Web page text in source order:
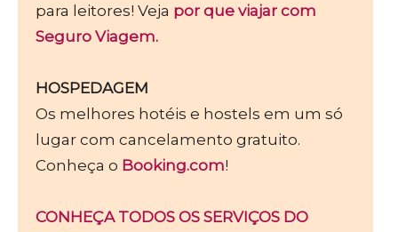
para leitores! Veja por que viajar com
Seguro Viagem.
HOSPEDAGEM
Os melhores hotéis e hostels em um só
lugar com cancelamento gratuito.
Conheça o Booking.com!
CONHEÇA TODOS OS SERVIÇOS DO